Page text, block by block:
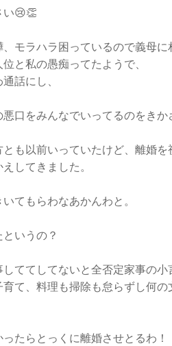
い😢👏
モラハラ困っているので義母
と私の愚痴ってたようで、
話にし、
口をみんなでいってるのをきか
も以前いっていたけど、離婚
してきました。
てもらわなあかんわと。
いうの？
ててしてないと全否定家事の
て、料理も掃除も怠らずし何
たらとっくに離婚させとるわ！